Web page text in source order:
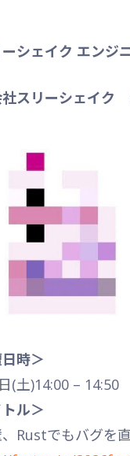
シェイク エンジ
社スリーシェイ
時＞
(土)14:00 – 14:50
ル＞
Rustでもバグを